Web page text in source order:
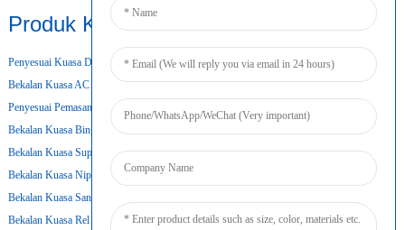
Produk Kami
Penyesuai Kuasa Desktop
Bekalan Kuasa AC DC
Penyesuai Pemasangan Dinding
Bekalan Kuasa Bingkai Terbuka
Bekalan Kuasa Super Nipis
Bekalan Kuasa Nipis
Bekalan Kuasa Sandaran Bateri
Bekalan Kuasa Rel Din